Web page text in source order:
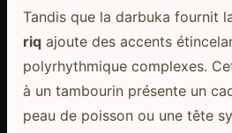
Tandis que la darbuka fournit
riqajoute des accents
polyrhythmique complexes.
à un tambourin présente un
peau de poisson ou une tête